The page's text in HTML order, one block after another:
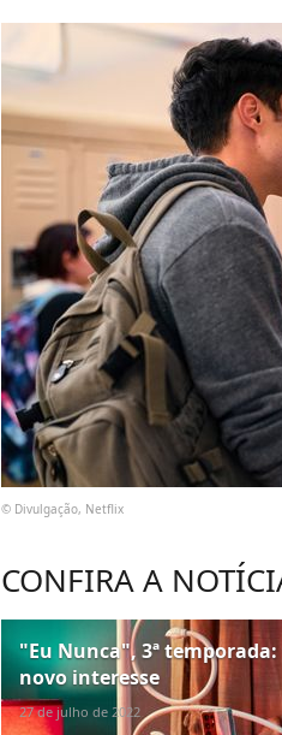
© Divulgação, Netflix
CONFIRA A
"Eu Nunca", 3ª
novo interesse
27 de julho de 2022